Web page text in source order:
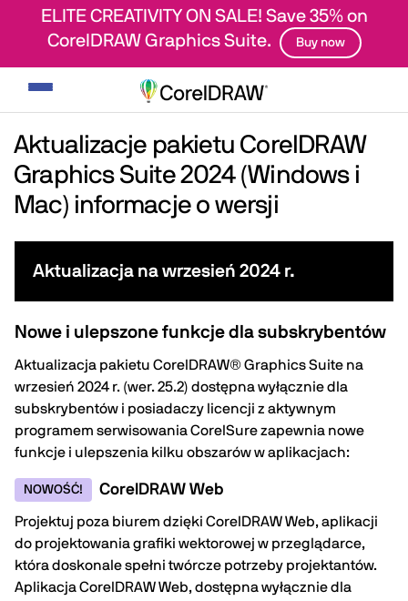
ELITE CREATIVITY ON SALE! Save 35% on
CorelDRAW Graphics Suite.
Buy now
Przełącz
nawigację
Aktualizacje pakietu CorelDRAW
Graphics Suite 2024 (Windows i
Mac) informacje o wersji
Aktualizacja na wrzesień 2024 r.
Nowe i ulepszone funkcje dla subskrybentów
Aktualizacja pakietu CorelDRAW® Graphics Suite na
wrzesień 2024 r. (wer. 25.2) dostępna wyłącznie dla
subskrybentów i posiadaczy licencji z aktywnym
programem serwisowania CorelSure zapewnia nowe
funkcje i ulepszenia kilku obszarów w aplikacjach:
NOWOŚĆ! CorelDRAW Web
Projektuj poza biurem dzięki CorelDRAW Web, aplikacji
do projektowania grafiki wektorowej w przeglądarce,
która doskonale spełni twórcze potrzeby projektantów.
Aplikacja CorelDRAW Web, dostępna wyłącznie dla